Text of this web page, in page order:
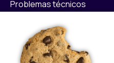
Problemas técnicos
Políticas